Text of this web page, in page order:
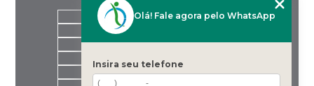
HOME
PRODUTOS
DESPACHANTES PARCEIROS
Olá! Fale agora pelo WhatsApp
Insira seu telefone